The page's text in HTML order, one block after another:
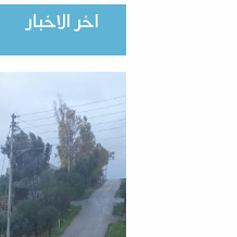
اخر الاخبار